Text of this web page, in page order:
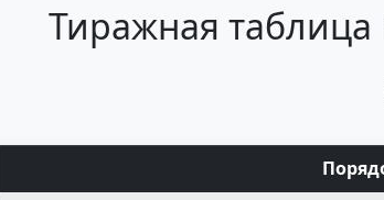
Тиражная таблица